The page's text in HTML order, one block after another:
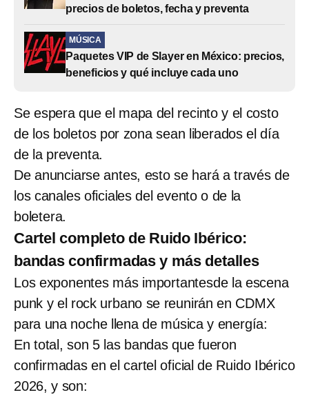
precios de boletos, fecha y preventa
MÚSICA
Paquetes VIP de Slayer en México: precios,
beneficios y qué incluye cada uno
Se espera que el mapa del recinto y el costo
de los boletos por zona sean liberados el día
de la preventa.
De anunciarse antes, esto se hará a través de
los canales oficiales del evento o de la
boletera.
Cartel completo de Ruido Ibérico:
bandas confirmadas y más detalles
Los exponentes más importantesde la escena
punk y el rock urbano se reunirán en CDMX
para una noche llena de música y energía:
En total, son 5 las bandas que fueron
confirmadas en el cartel oficial de Ruido Ibérico
2026, y son: